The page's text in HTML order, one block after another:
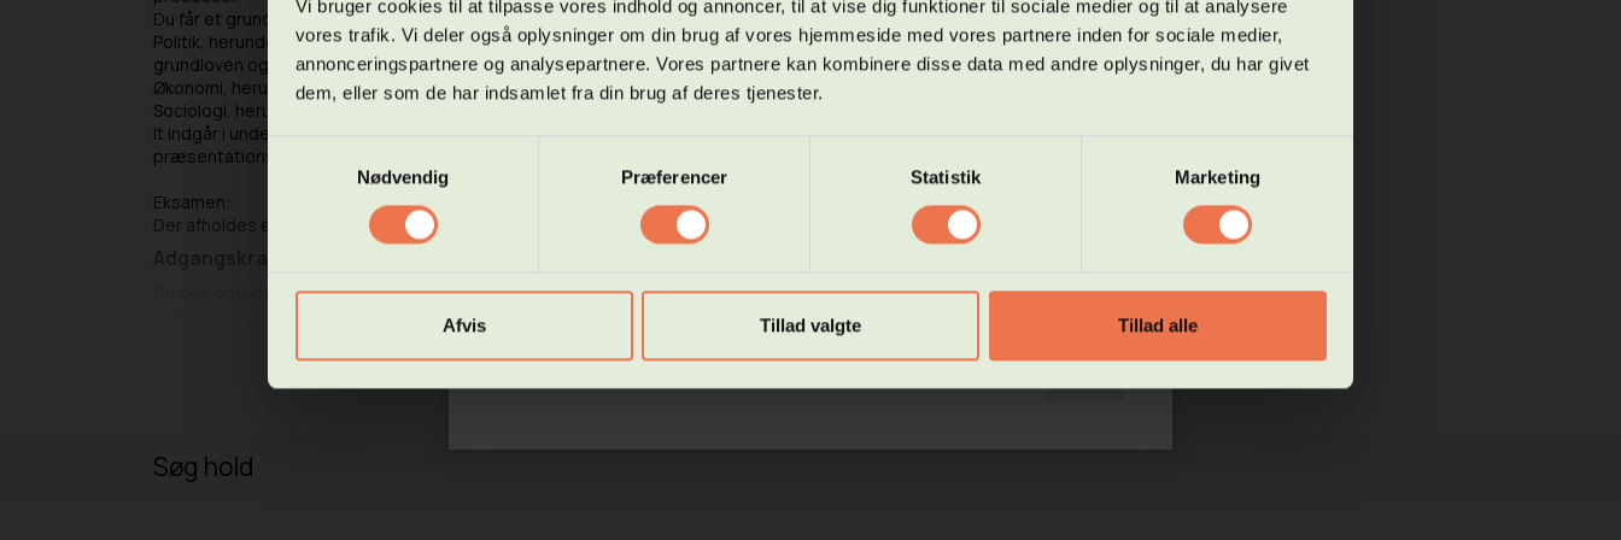
Vi bruger cookies til at tilpasse vores indhold og annoncer, til at vise dig funktioner til sociale medier og til at analysere
vores trafik. Vi deler også oplysninger om din brug af vores hjemmeside med vores partnere inden for sociale medier,
annonceringspartnere og analysepartnere. Vores partnere kan kombinere disse data med andre oplysninger, du har givet
dem, eller som de har indsamlet fra din brug af deres tjenester.
Nødvendig
Præferencer Statistik Marketing
Afvis Tillad valgte Tillad alle
Du får et grundlæggende kendskab til samfundsmæssige processer og modeller og undervises i emnerne:
Politik, herunder demokrati og menneskerettigheder, det politiske system og de politiske partier,
grundloven og retsvæsenet
Økonomi, herunder velfærdssamfundet og finansloven
Sociologi, herunder livsformer samt sociale og kulturelle forskelle i Danmark
It indgår i undervisningen og bruges til informationssøgning og som kommunikations- og
præsentationsværktøj.
Eksamen:
Der afholdes en mundtlig prøve på samfundsfag, niveau G
Du skal opfylde de generelle optagelsesbetingelser, blandt andet være fyldt 18 år. Derudover kræves ingen
Søg hold
Ansøgning om optagelse via webshop kan kun ske til Hf-online, på Hf-enkeltfag og
Hf selvstudie.
Vi starter indskrivning til hf online den 8. april og øvrige hold den 27. april
Hvis du skal optages på andre hold, skal du booke en tid til en samtale hos vores
https://www.hfvucroskilde.dk/vejledning/book-tid-hos-en-vejleder